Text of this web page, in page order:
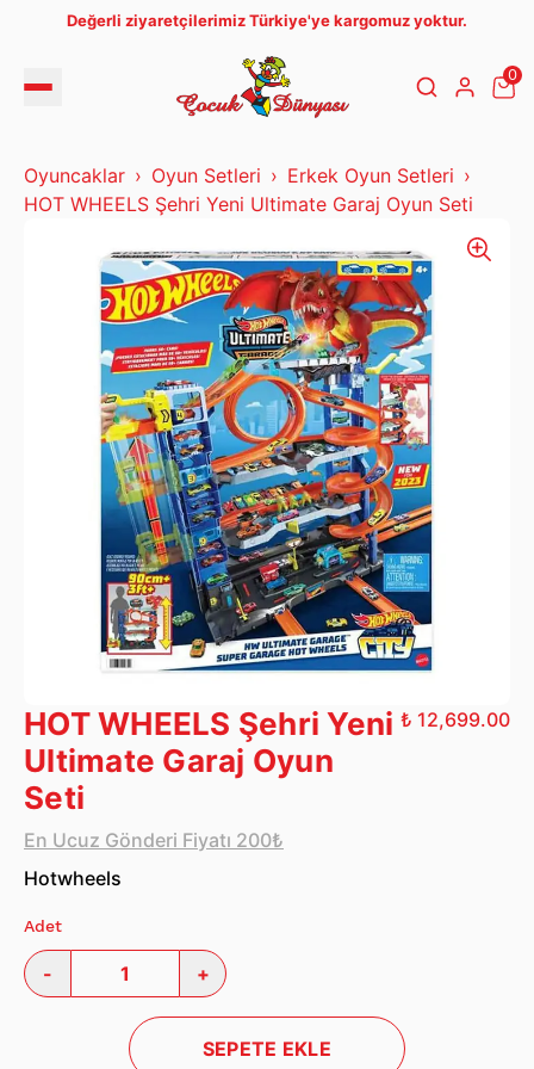
Değerli ziyaretçilerimiz Türkiye'ye kargomuz yoktur.
0
Oyuncaklar Oyun Setleri
Erkek Oyun Setleri
HOT WHEELS Şehri Yeni Ultimate Garaj Oyun Seti
HOT WHEELS Şehri Yeni
Ultimate Garaj Oyun
Seti
En Ucuz Gönderi Fiyatı 200₺
₺ 12,699.00
Hotwheels
Adet
- +
SEPETE EKLE